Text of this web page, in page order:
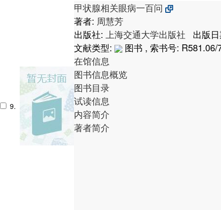
9.
甲状腺相关眼病一百问
著者: 周慧芳
出版社: 上海交通大学出版社
出版
文献类型:
图书 , 索书号: R581.06/
在馆信息
图书信息概览
图书目录
试读信息
内容简介
著者简介